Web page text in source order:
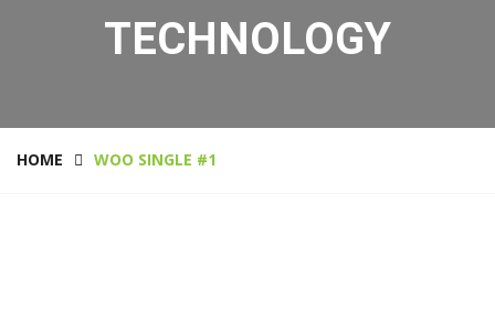
TECHNOLOGY
HOME WOO SINGLE #1